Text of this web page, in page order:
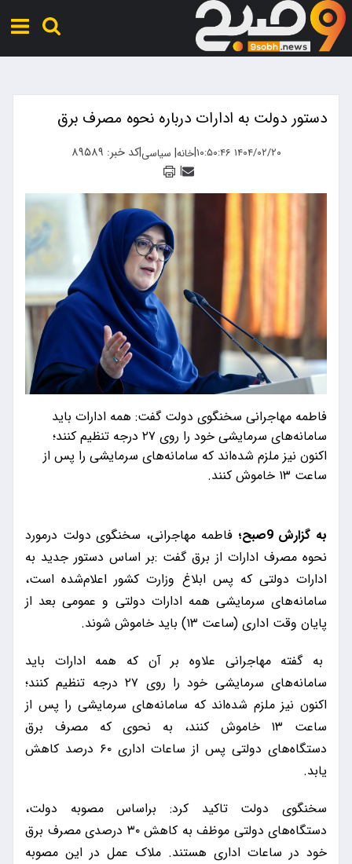
دستور دولت به ادارات درباره نحوه مصرف برق
۱۴۰۴/۰۲/۲۰ ۱۰:۵۰:۴۶ |خانه| سیاسی|کد خبر: ۸۹۵۸۹
|
فاطمه مهاجرانی سخنگوی دولت گفت: همه ادارات باید
سامانه‌های سرمایشی خود را روی ۲۷ درجه تنظیم کنند؛
اکنون نیز ملزم شده‌اند که سامانه‌های سرمایشی را پس از
ساعت ۱۳ خاموش کنند.
به گزارش 9صبح؛
فاطمه مهاجرانی، سخنگوی دولت درمورد
نحوه مصرف ادارات از برق گفت :بر اساس دستور جدید به
ادارات دولتی که پس ابلاغ وزارت کشور اعلام‌شده است،
سامانه‌های سرمایشی همه ادارات دولتی و عمومی بعد از
پایان وقت اداری (ساعت ۱۳) باید خاموش شوند.
به گفته مهاجرانی علاوه بر آن که همه ادارات باید
سامانه‌های سرمایشی خود را روی ۲۷ درجه تنظیم کنند؛
اکنون نیز ملزم شده‌اند که سامانه‌های سرمایشی را پس از
ساعت ۱۳ خاموش کنند، به نحوی که مصرف برق
دستگاه‌های دولتی پس از ساعات اداری ۶۰ درصد کاهش
یابد.
سخنگوی دولت تاکید کرد: براساس مصوبه دولت،
دستگاه‌های دولتی موظف به کاهش ۳۰ درصدی مصرف برق
خود در ساعات اداری هستند. ملاک عمل در این مصوبه